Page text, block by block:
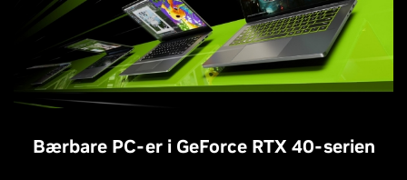
Bærbare PC-er i GeForce RTX 40-serien